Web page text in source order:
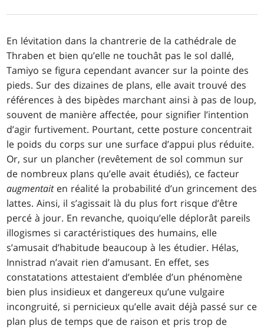
En lévitation dans la chantrerie de la cathédrale de
Thraben et bien qu’elle ne touchât pas le sol dallé,
Tamiyo se figura cependant avancer sur la pointe des
pieds. Sur des dizaines de plans, elle avait trouvé des
références à des bipèdes marchant ainsi à pas de loup,
souvent de manière affectée, pour signifier l’intention
d’agir furtivement. Pourtant, cette posture concentrait
le poids du corps sur une surface d’appui plus réduite.
Or, sur un plancher (revêtement de sol commun sur
de nombreux plans qu’elle avait étudiés), ce facteur
augmentaiten réalité la probabilité d’un grincement des
lattes. Ainsi, il s’agissait là du plus fort risque d’être
percé à jour. En revanche, quoiqu’elle déplorât pareils
illogismes si caractéristiques des humains, elle
s’amusait d’habitude beaucoup à les étudier. Hélas,
Innistrad n’avait rien d’amusant. En effet, ses
constatations attestaient d’emblée d’un phénomène
bien plus insidieux et dangereux qu’une vulgaire
incongruité, si pernicieux qu’elle avait déjà passé sur ce
plan plus de temps que de raison et pris trop de